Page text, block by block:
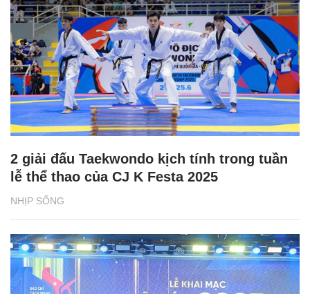
NHỊP SỐNG
2 giải đấu Taekwondo kịch tính trong tuần
lễ thể thao của CJ K Festa 2025